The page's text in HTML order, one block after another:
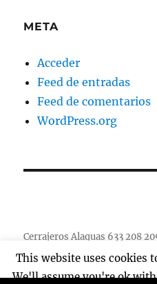
META
Acceder
Feed de entradas
Feed de comentarios
WordPress.org
Cerrajeros Alaquas 633 208
WordPress
This website uses cookies
We'll assume you're ok